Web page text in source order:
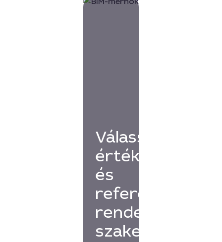
Válassz
értékelésekkel
és
referenciákkal
rendelkező
szakembert!